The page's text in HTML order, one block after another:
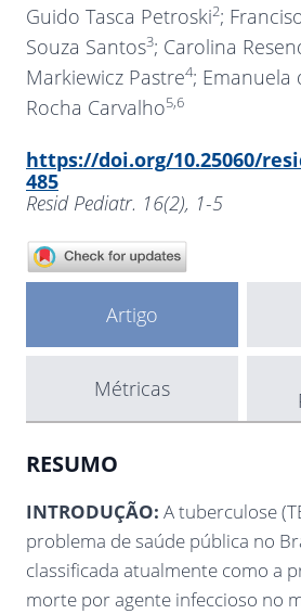
Guido Tasca Petroski2;
Souza Santos3; Carolina
Markiewicz Pastre4; Emanuela
Rocha Carvalho5,6
https://doi.org/10.25060/
485
Resid Pediatr. 16(2), 1-5
Artigo
Métricas
RESUMO
INTRODUÇÃO: A tuberculose
problema de saúde pública no
classificada atualmente como a
morte por agente infeccioso no